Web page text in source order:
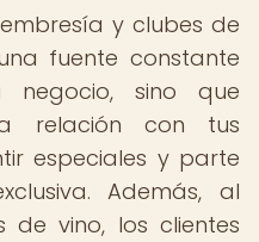
y clubes de
fuente constante
sino que
relación con tus
especiales y parte
Además, al
de vino, los clientes